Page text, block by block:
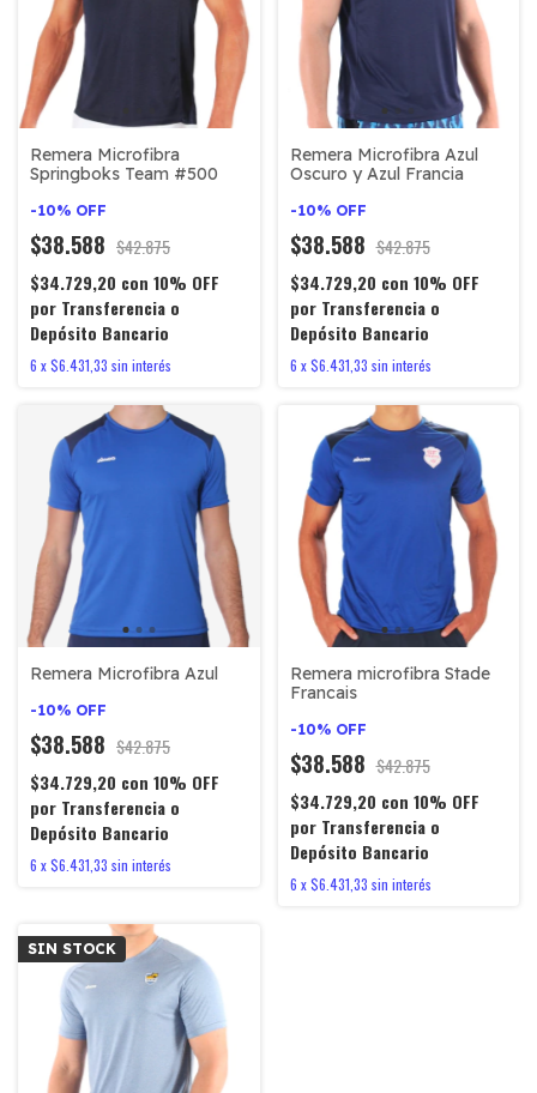
Remera Microfibra
Springboks Team #500
-10% OFF
$38.588 $42.875
$34.729,20 con 10% OFF
por Transferencia o
Depósito Bancario
6 x$6.431,33 sin interés
Remera Microfibra Azul
Oscuro y Azul Francia
-10% OFF
$38.588 $42.875
$34.729,20 con 10% OFF
por Transferencia o
Depósito Bancario
6 x$6.431,33 sin interés
Remera Microfibra Azul
-10% OFF
$38.588 $42.875
$34.729,20 con 10% OFF
por Transferencia o
Depósito Bancario
6 x$6.431,33 sin interés
Remera microfibra Stade
Francais
-10% OFF
$38.588 $42.875
$34.729,20 con 10% OFF
por Transferencia o
Depósito Bancario
6 x$6.431,33 sin interés
SIN STOCK